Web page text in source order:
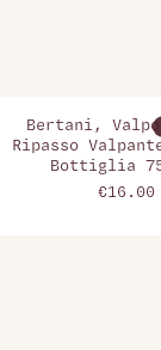
Bertani,
Ripasso
Bottiglia
€16.00